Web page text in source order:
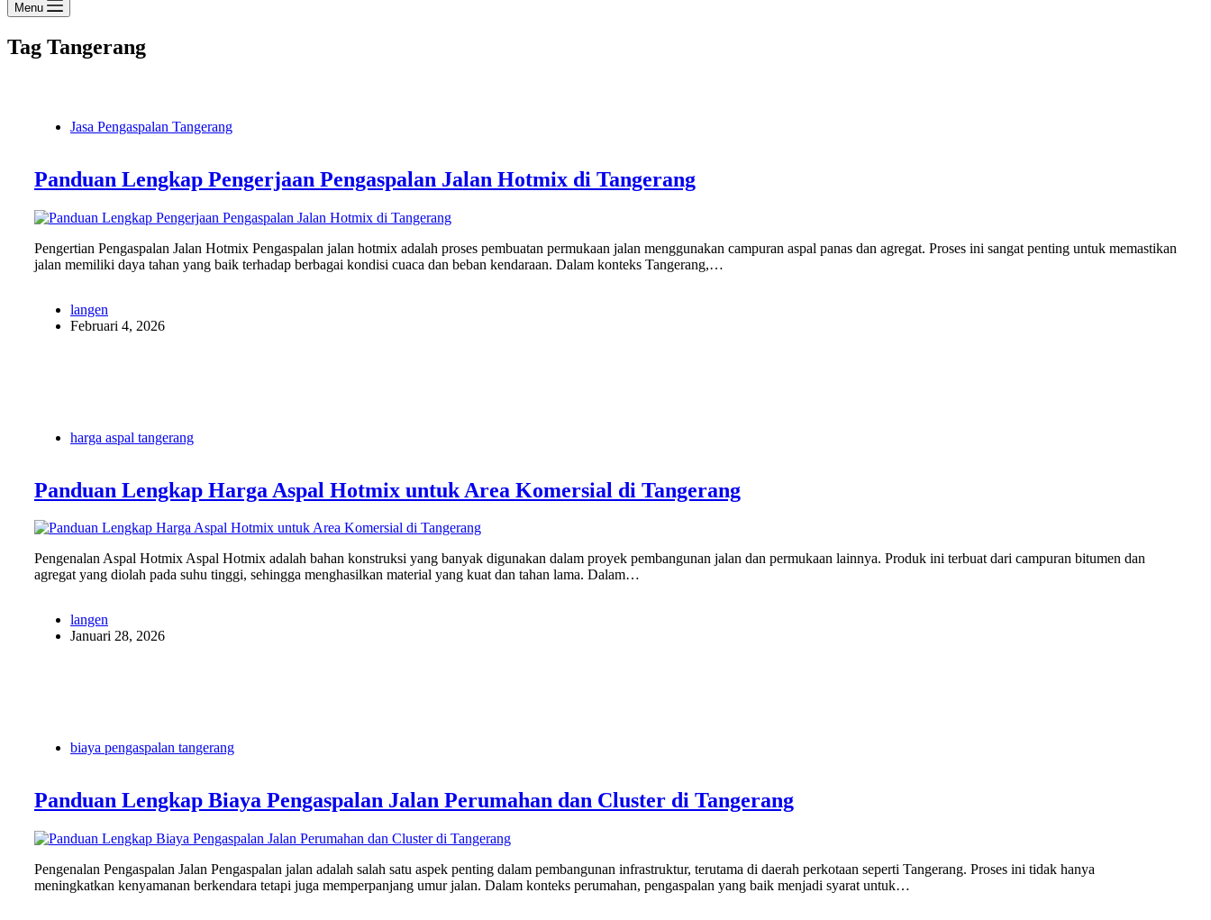
Menu
Tag Tangerang
Jasa Pengaspalan Tangerang
Panduan Lengkap Pengerjaan Pengaspalan Jalan Hotmix di Tangerang
Pengertian Pengaspalan Jalan Hotmix Pengaspalan jalan hotmix adalah proses pembuatan permukaan jalan menggunakan campuran aspal panas dan agregat. Proses ini sangat penting untuk memastikan
jalan memiliki daya tahan yang baik terhadap berbagai kondisi cuaca dan beban kendaraan. Dalam konteks Tangerang,…
langen
Februari 4, 2026
harga aspal tangerang
Panduan Lengkap Harga Aspal Hotmix untuk Area Komersial di Tangerang
Pengenalan Aspal Hotmix Aspal Hotmix adalah bahan konstruksi yang banyak digunakan dalam proyek pembangunan jalan dan permukaan lainnya. Produk ini terbuat dari campuran bitumen dan
agregat yang diolah pada suhu tinggi, sehingga menghasilkan material yang kuat dan tahan lama. Dalam…
langen
Januari 28, 2026
biaya pengaspalan tangerang
Panduan Lengkap Biaya Pengaspalan Jalan Perumahan dan Cluster di Tangerang
Pengenalan Pengaspalan Jalan Pengaspalan jalan adalah salah satu aspek penting dalam pembangunan infrastruktur, terutama di daerah perkotaan seperti Tangerang. Proses ini tidak hanya
meningkatkan kenyamanan berkendara tetapi juga memperpanjang umur jalan. Dalam konteks perumahan, pengaspalan yang baik menjadi syarat untuk…